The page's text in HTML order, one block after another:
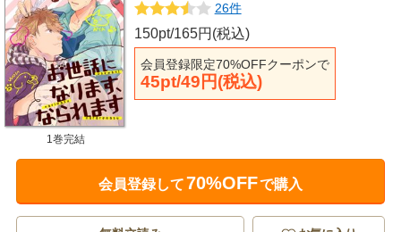
26件
150pt/165円(税込)
会員登録限定70%OFFクーポンで
45pt/49円(税込)
1巻完結
会員登録して70%OFFで購入